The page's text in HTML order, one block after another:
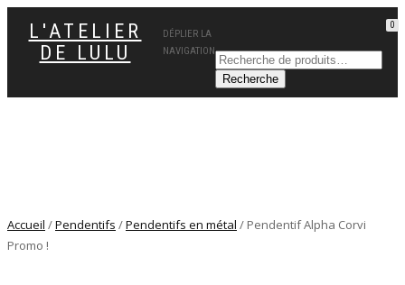
L'ATELIER
DE LULU
DÉPLIER LA
NAVIGATION
0
Accueil /Pendentifs /Pendentifs en métal / Pendentif Alpha Corvi
Promo !